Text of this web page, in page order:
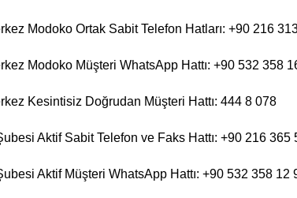
Modoko Ortak Sabit Telefon Hatları: +90 216
Modoko Müşteri WhatsApp Hattı: +90 532 358
Kesintisiz Doğrudan Müşteri Hattı: 444 8 078
Aktif Sabit Telefon ve Faks Hattı: +90 216 365
Aktif Müşteri WhatsApp Hattı: +90 532 358 12